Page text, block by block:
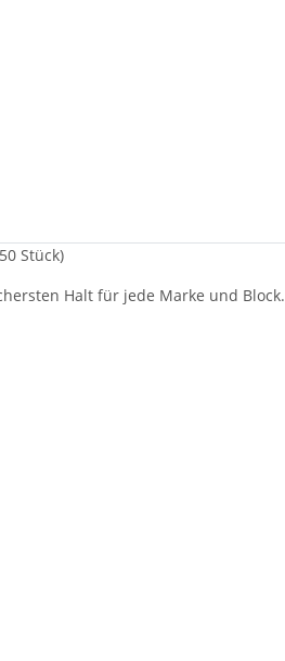
Stück)
Halt für jede Marke und Block.